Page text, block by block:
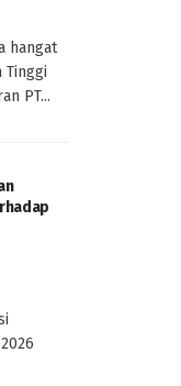
hangat
Tinggi
PT...